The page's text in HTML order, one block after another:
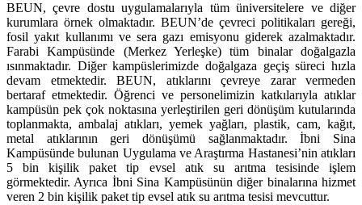
BEUN, çevre dostu uygulamalarıyla tüm üniversitelere ve diğer
kurumlara örnek olmaktadır. BEUN’de çevreci politikaları gereği,
fosil yakıt kullanımı ve sera gazı emisyonu giderek azalmaktadır.
Farabi Kampüsünde (Merkez Yerleşke) tüm binalar doğalgazla
ısınmaktadır. Diğer kampüslerimizde doğalgaza geçiş süreci hızla
devam etmektedir. BEUN, atıklarını çevreye zarar vermeden
bertaraf etmektedir. Öğrenci ve personelimizin katkılarıyla atıklar
kampüsün pek çok noktasına yerleştirilen geri dönüşüm kutularında
toplanmakta, ambalaj atıkları, yemek yağları, plastik, cam, kağıt,
metal atıklarının geri dönüşümü sağlanmaktadır. İbni Sina
Kampüsünde bulunan Uygulama ve Araştırma Hastanesi’nin atıkları
5 bin kişilik paket tip evsel atık su arıtma tesisinde işlem
görmektedir. Ayrıca İbni Sina Kampüsünün diğer binalarına hizmet
veren 2 bin kişilik paket tip evsel atık su arıtma tesisi mevcuttur.